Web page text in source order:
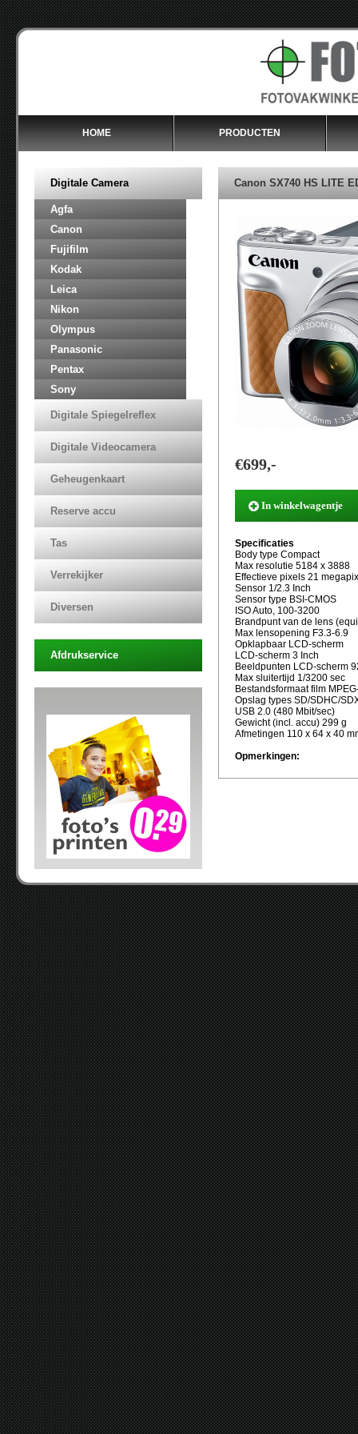
HOME PRODUCTEN
Digitale Camera
Agfa
Canon
Fujifilm
Kodak
Leica
Nikon
Olympus
Panasonic
Pentax
Sony
Digitale Spiegelreflex
Digitale Videocamera
Geheugenkaart
Reserve accu
Tas
Verrekijker
Diversen
Afdrukservice
Canon SX740 HS LITE
€699,-
In winkelwagentje
Specificaties
Body type Compact
Max resolutie 5184 x 3888
Effectieve pixels 21
Sensor 1/2.3 Inch
Sensor type BSI-CMOS
ISO Auto, 100-3200
Brandpunt van de lens
Max lensopening F3.3-6.9
Opklapbaar LCD-scherm
LCD-scherm 3 Inch
Beeldpunten LCD-scherm
Max sluitertijd 1/3200 sec
Bestandsformaat film
Opslag types SD/SDHC/
USB 2.0 (480 Mbit/sec)
Gewicht (incl. accu) 299 g
Afmetingen 110 x 64 x 40
Opmerkingen: